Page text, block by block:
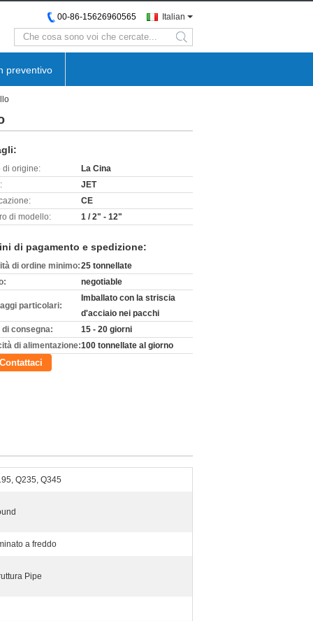
Italian
00-86-15626960565
search
preventivo
di origine:
La Cina
JET
CE
di modello:
1 / 2" - 12"
di pagamento e spedizione:
di ordine minimo:25 tonnellate
negotiable
particolari:
Imballato con la striscia
d'acciaio nei pacchi
di consegna:
15 - 20 giorni
di alimentazione:100 tonnellate al giorno
Contattaci
Q235, Q345
a freddo
Pipe